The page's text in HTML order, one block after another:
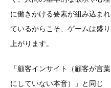
に働きかける要素が組み込まれ
ているからこそ、ゲームは盛り
上がります。
「顧客インサイト（顧客が言葉
にしていない本音）」と同じ